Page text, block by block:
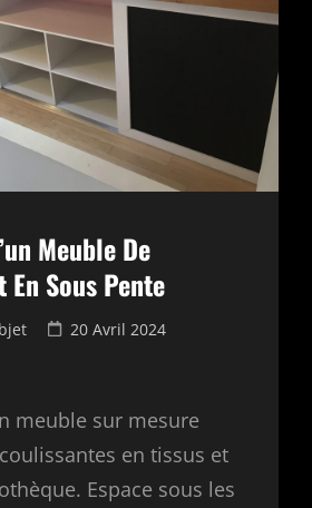
Meuble De
En Sous Pente
Posted
20 Avril 2024
meuble sur mesure
en tissus et
Espace sous les